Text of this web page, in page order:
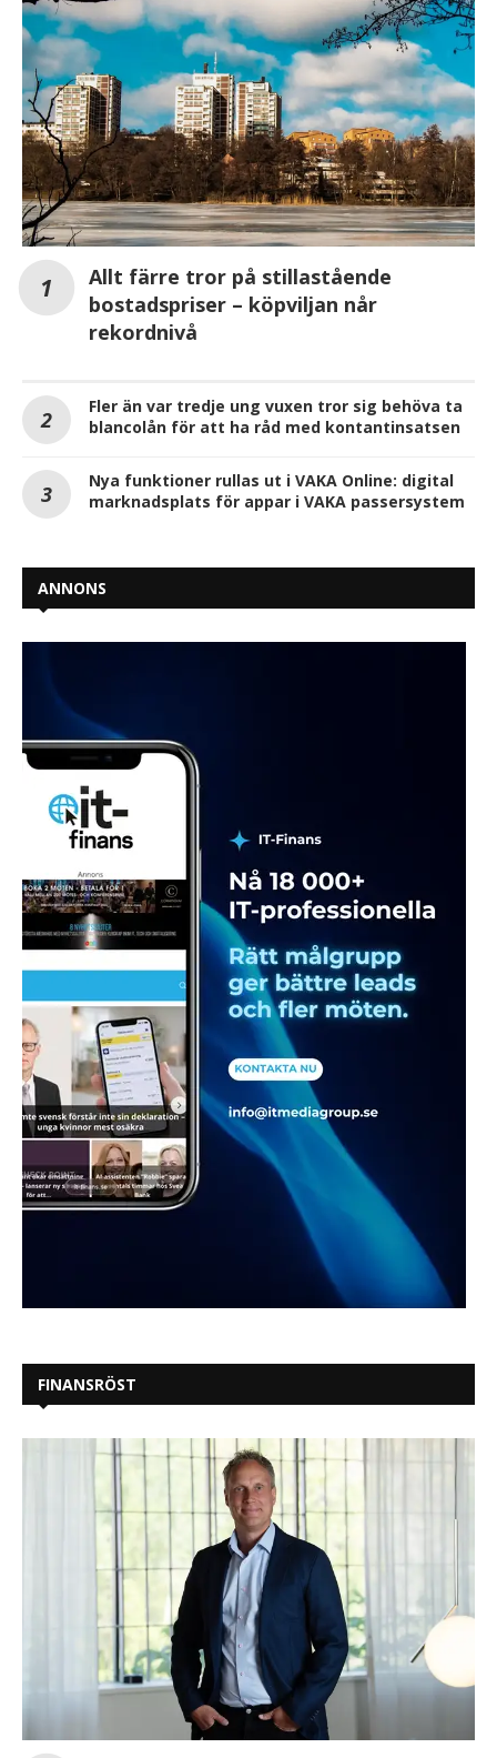
Allt färre tror på stillastående
bostadspriser – köpviljan når
rekordnivå
Fler än var tredje ung vuxen tror sig behöva ta
blancolån för att ha råd med kontantinsatsen
Nya funktioner rullas ut i VAKA Online: digital
marknadsplats för appar i VAKA passersystem
ANNONS
FINANSRÖST